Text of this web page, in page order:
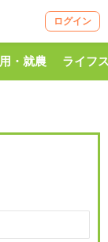
ログイン
・就農 ライフ